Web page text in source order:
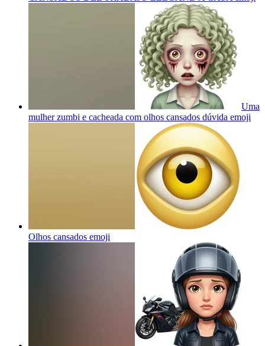
Uma
mulher zumbi e cacheada com olhos cansados dúvida emoji
Olhos cansados emoji